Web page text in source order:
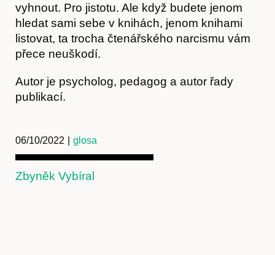
Kontakt
vyhnout. Pro jistotu. Ale když budete jenom
hledat sami sebe v knihách, jenom knihami
listovat, ta trocha čtenářského narcismu vám
přece neuškodí.
Autor je psycholog, pedagog a autor řady
publikací.
06/10/2022 glosa
Zbyněk Vybíral